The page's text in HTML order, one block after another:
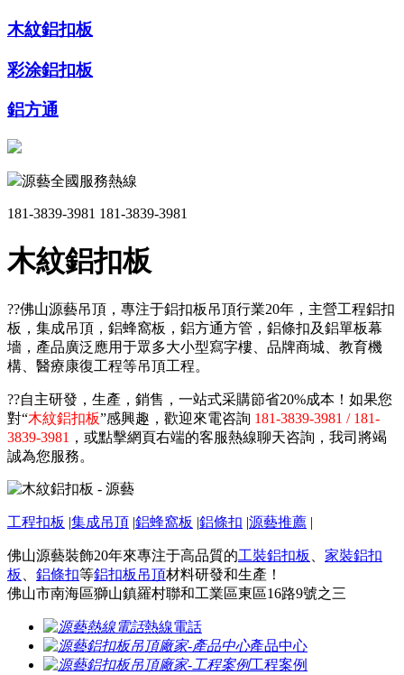
木紋鋁扣板
彩涂鋁扣板
鋁方通
源藝全國服務熱線
181-3839-3981 181-3839-3981
木紋鋁扣板
??佛山源藝吊頂，專注于鋁扣板吊頂行業20年，主營工程鋁扣
板，集成吊頂，鋁蜂窩板，鋁方通方管，鋁條扣及鋁單板幕
墻，產品廣泛應用于眾多大小型寫字樓、品牌商城、教育機
構、醫療康復工程等吊頂工程。
??自主研發，生產，銷售，一站式采購節省20%成本！如果您
對“木紋鋁扣板”感興趣，歡迎來電咨詢 181-3839-3981 / 181-
3839-3981 ，或點擊網頁右端的客服熱線聊天咨詢，我司將竭
誠為您服務。
工程扣板 |集成吊頂 |鋁蜂窩板 |鋁條扣 |源藝推薦 |
佛山源藝裝飾20年來專注于高品質的工裝鋁扣板
家裝鋁扣
板
鋁條扣等鋁扣板吊頂材料研發和生產！
佛山市南海區獅山鎮羅村聯和工業區東區16路9號之三
熱線電話
產品中心
工程案例